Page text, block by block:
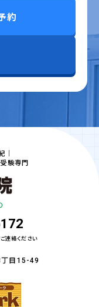
約
｜
験専門
ご連絡ください
目15-49